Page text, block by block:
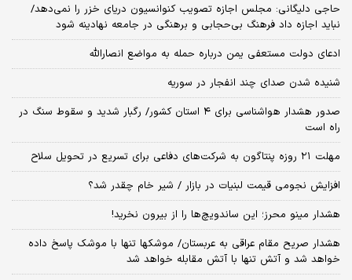
حاجی دلیگانی: مجلس اجازه تصویب کنوانسیون دریای خزر را نمی‌دهد/
نباید اجازه داد فرهنگ بی‌حجابی و برهنگی در جامعه نهادینه شود
ادعای دولت مستعفی یمن درباره حمله به مواضع انصارالله
شنیده شدن صدای چند انفجار در سوریه
صدور هشدار هواشناسی برای ۴ استان کشور/ رگبار شدید و سقوط سنگ در
راه است
مهلت ۲۱ روزه پنتاگون به شرکت‌های دفاعی برای تسریع در تحویل سلاح
افزایش نجومی قیمت لبنیات در بازار / شیر خام چقدر شد؟
هشدار مینو محرز؛ این ساندویچ‌ها را از بیرون نخرید!
هشدار صریح مقام عراقی به عربستان/ موشکها تنها با موشک پاسخ داده
خواهد شد و آتش تنها با آتش مقابله خواهد شد